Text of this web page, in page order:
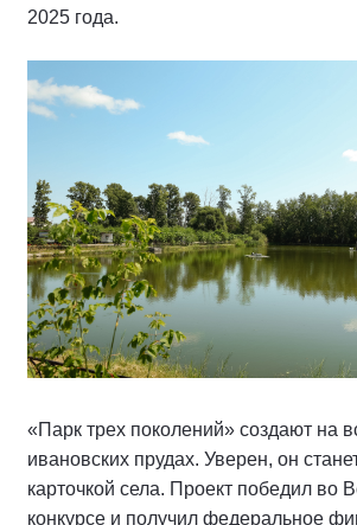
2025 года.
«Парк трех поколений» создают на
ивановских прудах. Уверен, он
карточкой села. Проект победил во
конкурсе и получил федеральное